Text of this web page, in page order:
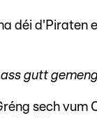
déi d'Piraten
gutt
sech vum